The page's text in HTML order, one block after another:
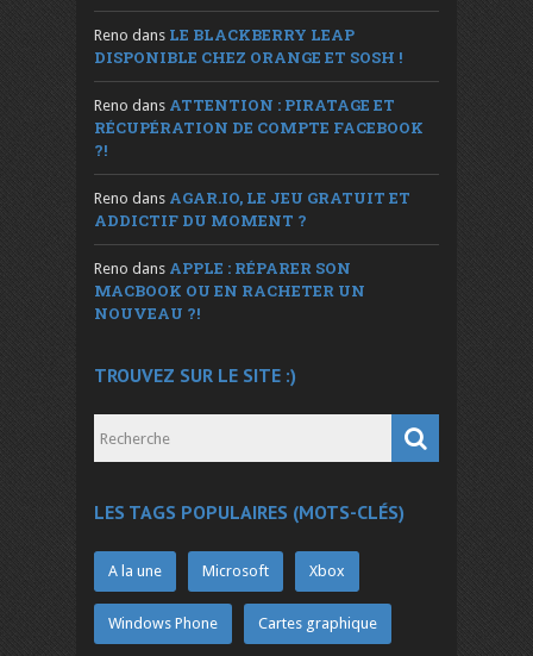
Reno dans LE BLACKBERRY LEAP
DISPONIBLE CHEZ ORANGE ET SOSH !
Reno dans ATTENTION : PIRATAGE ET
RÉCUPÉRATION DE COMPTE FACEBOOK
?!
Reno dans AGAR.IO, LE JEU GRATUIT ET
ADDICTIF DU MOMENT ?
Reno dans APPLE : RÉPARER SON
MACBOOK OU EN RACHETER UN
NOUVEAU ?!
TROUVEZ SUR LE SITE :)
LES TAGS POPULAIRES (MOTS-CLÉS)
A la une Microsoft Xbox
Windows Phone Cartes graphique